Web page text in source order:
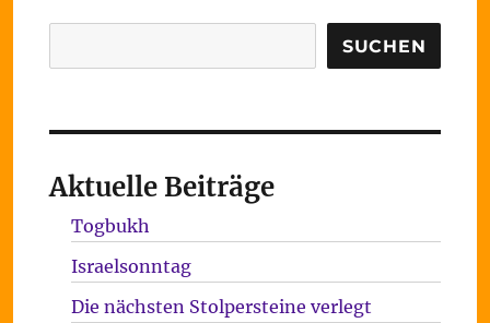
SUCHEN
Aktuelle Beiträge
Togbukh
Israelsonntag
Die nächsten Stolpersteine verlegt